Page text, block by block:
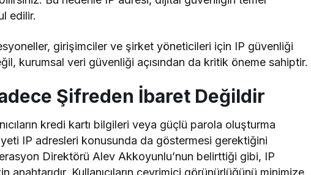
edilir.
girişimciler ve şirket yöneticileri için IP güvenliği
kurumsal veri güvenliği açısından da kritik öneme sahiptir.
Şifreden İbaret Değildir
kredi kartı bilgileri veya güçlü parola oluşturma
IP adresleri konusunda da göstermesi gerektiğini
Direktörü Alev Akkoyunlu’nun belirttiği gibi, IP
Kullanıcıların çevrimiçi görünürlüğünü minimize